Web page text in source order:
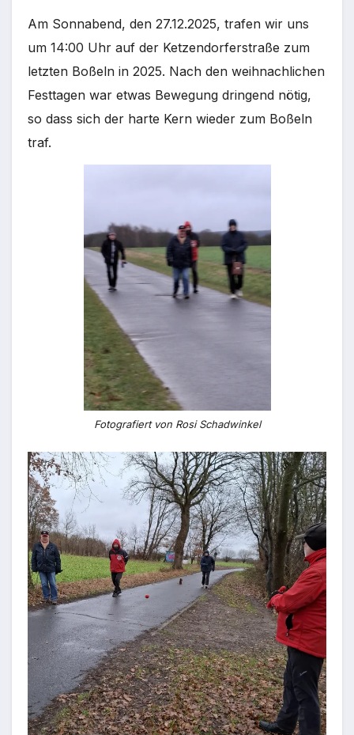
Am Sonnabend, den 27.12.2025, trafen wir uns
um 14:00 Uhr auf der Ketzendorferstraße zum
letzten Boßeln in 2025. Nach den weihnachlichen
Festtagen war etwas Bewegung dringend nötig,
so dass sich der harte Kern wieder zum Boßeln
traf.
Fotografiert von Rosi Schadwinkel